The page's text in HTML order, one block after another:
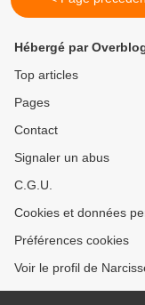
Hébergé par
Top articles
Pages
Contact
Signaler un abus
C.G.U.
Cookies et données
Préférences cookies
Voir le profil de